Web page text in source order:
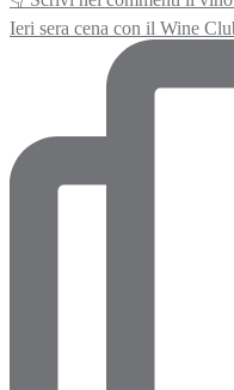
Ieri sera cena con il Wine